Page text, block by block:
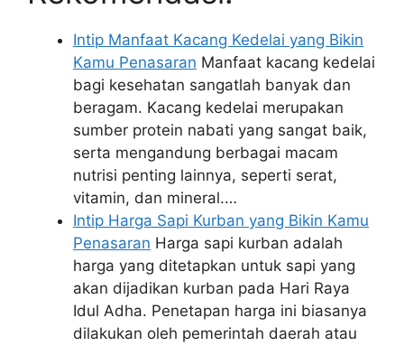
Intip Manfaat Kacang Kedelai yang Bikin
Kamu Penasaran Manfaat kacang kedelai
bagi kesehatan sangatlah banyak dan
beragam. Kacang kedelai merupakan
sumber protein nabati yang sangat baik,
serta mengandung berbagai macam
nutrisi penting lainnya, seperti serat,
vitamin, dan mineral.…
Intip Harga Sapi Kurban yang Bikin Kamu
Penasaran Harga sapi kurban adalah
harga yang ditetapkan untuk sapi yang
akan dijadikan kurban pada Hari Raya
Idul Adha. Penetapan harga ini biasanya
dilakukan oleh pemerintah daerah atau